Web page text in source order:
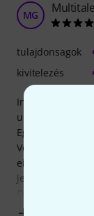
MG
In
ultraflexiblen
Egal ob eine
Verstärker soll,
eines Marshall
jede Kombination.
Der dritte
tulajdonsagok
kivitelezés